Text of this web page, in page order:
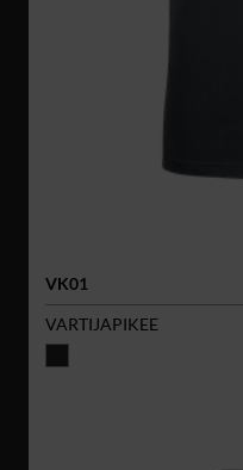
VK01
VARTIJAPIKEE